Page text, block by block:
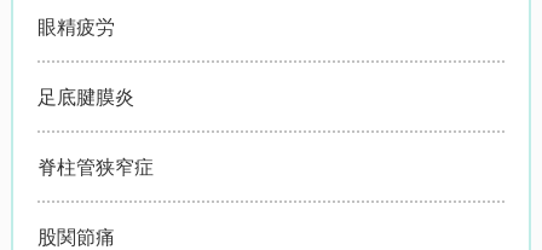
眼精疲労
足底腱膜炎
脊柱管狭窄症
股関節痛